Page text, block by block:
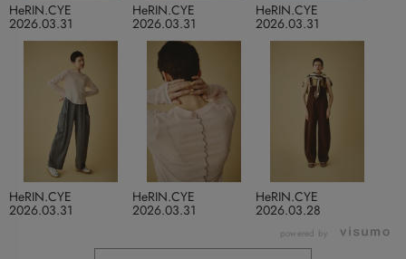
2026.03.31
HeRIN.CYE
2026.03.31
HeRIN.CYE
2026.03.31
HeRIN.CYE
2026.03.31
HeRIN.CYE
2026.03.31
HeRIN.CYE
2026.03.28
HeRIN.CYE
powered by